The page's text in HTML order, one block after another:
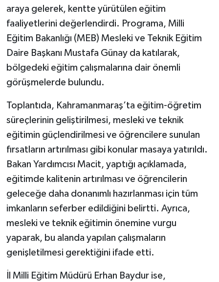
araya gelerek, kentte yürütülen eğitim
faaliyetlerini değerlendirdi. Programa, Milli
Eğitim Bakanlığı (MEB) Mesleki ve Teknik Eğitim
Daire Başkanı Mustafa Günay da katılarak,
bölgedeki eğitim çalışmalarına dair önemli
görüşmelerde bulundu.
Toplantıda, Kahramanmaraş’ta eğitim-öğretim
süreçlerinin geliştirilmesi, mesleki ve teknik
eğitimin güçlendirilmesi ve öğrencilere sunulan
fırsatların artırılması gibi konular masaya yatırıldı.
Bakan Yardımcısı Macit, yaptığı açıklamada,
eğitimde kalitenin artırılması ve öğrencilerin
geleceğe daha donanımlı hazırlanması için tüm
imkanların seferber edildiğini belirtti. Ayrıca,
mesleki ve teknik eğitimin önemine vurgu
yaparak, bu alanda yapılan çalışmaların
genişletilmesi gerektiğini ifade etti.
İl Milli Eğitim Müdürü Erhan Baydur ise,
OTOMOTİV
TEKNOLOJİ
KÜLTÜR SANAT